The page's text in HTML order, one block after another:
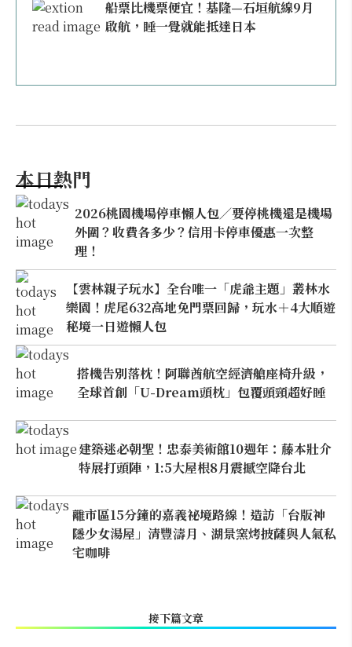
船票比機票便宜！基隆—石垣航線9月
啟航，睡一覺就能抵達日本
本日熱門
2026桃園機場停車懶人包／要停桃機還是機場
外圍？收費各多少？信用卡停車優惠一次整
理！
【雲林親子玩水】全台唯一「虎爺主題」叢林水
樂園！虎尾632高地免門票回歸，玩水＋4大順遊
秘境一日遊懶人包
搭機告別落枕！阿聯酋航空經濟艙座椅升級，
全球首創「U-Dream頭枕」包覆頭頸超好睡
建築迷必朝聖！忠泰美術館10週年：藤本壯介
特展打頭陣，1:5大屋根8月震撼空降台北
離市區15分鐘的嘉義祕境路線！造訪「台版神
隱少女湯屋」清豐濤月、湖景窯烤披薩與人氣私
宅咖啡
接下篇文章